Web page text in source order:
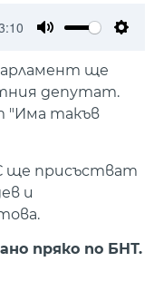
ще
депутат.
"Има такъв
ще присъстват
и
пряко по БНТ.